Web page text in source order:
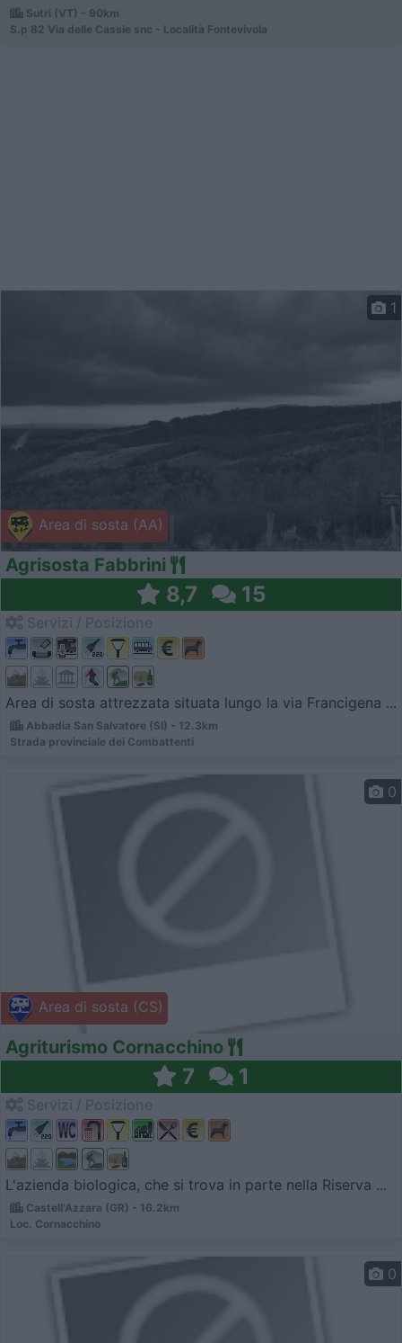
Sutri (VT) - 90km
S.p 82 Via delle Cassie snc - Località Fontevivola
Area di sosta (AA)
1
Agrisosta Fabbrini
8,7 15
Area di sosta attrezzata situata lungo la via Francigena ...
Abbadia San Salvatore (SI) - 12.3km
Strada provinciale dei Combattenti
Area di sosta (CS)
0
Agriturismo Cornacchino
7 1
L'azienda biologica, che si trova in parte nella Riserva ...
Castell'Azzara (GR) - 16.2km
Loc. Cornacchino
0